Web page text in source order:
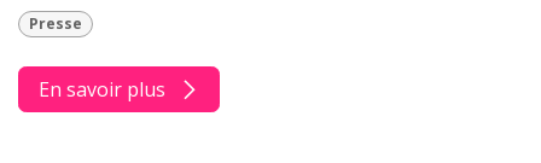
Presse
En savoir plus